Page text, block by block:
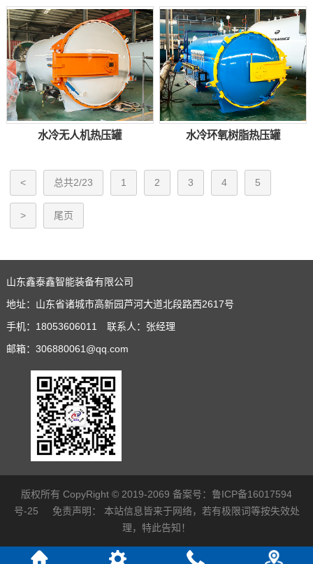
水冷无人机热压罐 水冷环氧树脂热压罐
< 总共2/23 1 2 3 4 5
> 尾页
山东鑫泰鑫智能装备有限公司
地址：山东省诸城市高新园芦河大道北段路西2617号
手机：18053606011 联系人：张经理
邮箱：306880061@qq.com
版权所有 CopyRight © 2019-2069 备案号： 鲁ICP备16017594
号-25
免责声明：
本站信息皆来于网络，若有极限词等按失效处
理，特此告知！